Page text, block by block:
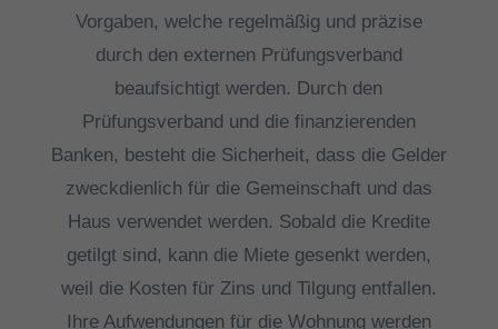
Vorgaben, welche regelmäßig und präzise
durch den externen Prüfungsverband
beaufsichtigt werden. Durch den
Prüfungsverband und die finanzierenden
Banken, besteht die Sicherheit, dass die Gelder
zweckdienlich für die Gemeinschaft und das
Haus verwendet werden. Sobald die Kredite
getilgt sind, kann die Miete gesenkt werden,
weil die Kosten für Zins und Tilgung entfallen.
Ihre Aufwendungen für die Wohnung werden